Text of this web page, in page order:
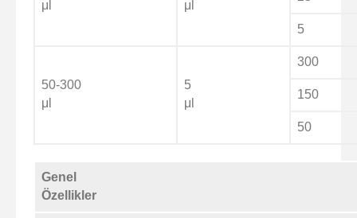
μl
μl
5
50-300
μl
5
μl
300
150
50
Genel
Özellikler